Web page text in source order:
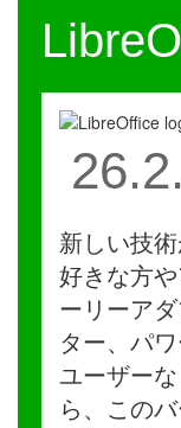
新しい技
好きな方
ーリーア
ター、パ
ユーザーな
ら、この